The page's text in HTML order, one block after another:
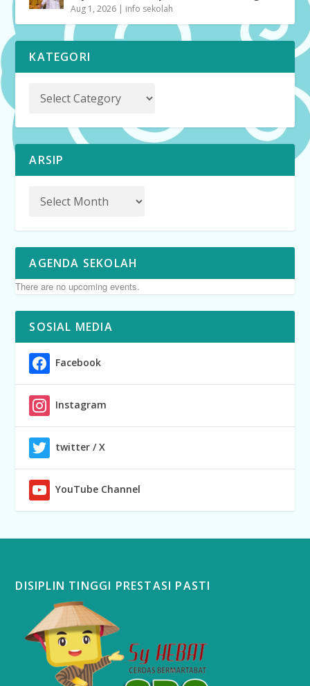
Aug 1, 2026 | info sekolah
KATEGORI
ARSIP
AGENDA SEKOLAH
There are no upcoming events.
SOSIAL MEDIA
Facebook
Instagram
twitter / X
YouTube Channel
DISIPLIN TINGGI PRESTASI PASTI